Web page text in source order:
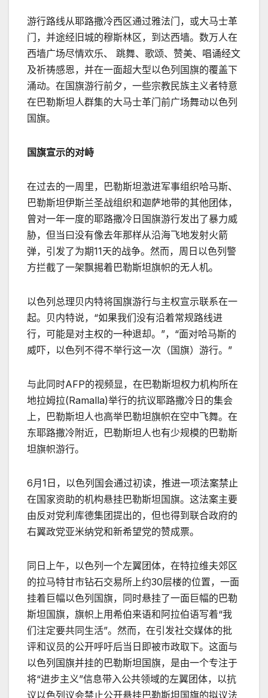
游行路线从耶路撒冷西区通过雅法门，或大马士革
门，并途经旧城的穆斯林区，到达西墙。数万人在
西墙广场尽情欢乐、 跳舞、歌颂、赞美、唱诵经文
及祈祷感恩，并在一面超大型以色列国旗的覆盖下
涌动。在国旗游行前夕，一些宗教民族主义者特意
在巴勒斯坦人群集的大马士革门前广场舞动以色列
国旗。
国旗宣示的对峙
在过去的一周里，巴勒斯坦激进军事组织哈马斯、
巴勒斯坦伊斯兰圣战组织和迦萨地带的其他团体，
曾对一年一度的耶路撒冷日国旗游行发出了暴力威
胁，但当曰没有像去年那样从沿海飞地发射火箭
弹，引发了为期11天的战争。然而，周日以色列警
方拦截了一架飘掦着巴勒斯坦旗帜的无人机。
以色列总理贝内特将国旗游行与主权宣示联系在一
起。贝内特说，“如果我们没有沿着常规路线进
行，可能是对主权的一种退却。”，“面对哈马斯的
威吓，以色列不得不举行这一次（国旗）游行。”
与此同时AFP的视频显，在巴勒斯坦权力机构所在
地拉姆拉(Ramalla)举行的抗议耶路撒冷日的集会
上，巴勒斯坦人也高举巴勒坦旗帜在空中飞舞。在
东耶路撒冷附近，巴勒斯坦人也有少规模的巴勒斯
坦旗帜游行。
6月1日，以色列国会通过初读，推进一项法案禁止
在国家资助的机构悬挂巴勒斯坦国旗。这法案主要
由反对党利库德集团提出的，但也得到联合政府的
右翼政党亚米纳党和新希望党的赞成票。
同日上午，以色列一个左翼团体，在特拉维夫郊区
的拉马特甘市钻石交易所上约30层楼的位置，一面
挂着巨幅以色列国旗，同时悬挂了一面巨幅的巴勒
斯坦国旗，旗帜上用希伯来语和阿拉伯语写着“我
们注定要共同生活”。然而，在引发社交媒体的批
评和议员的公开呼吁后当日即被市政取下。这面与
以色列国旗并挂的巴勒斯坦国旗，是由一个专注于
将“进步主义”信息带入公共领域的左翼团体，以抗
议以色列议会禁止公开悬挂巴勒斯坦国旗的拟议法